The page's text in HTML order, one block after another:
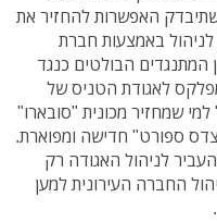
האפשרות להחזיר את
באמצעות חברת
המתנגדים הבולטים כנגד
לאגודת הטניס של
שמחזיר מכונית "סובארו"
ספורט" חדישה ומפוארת.
לניהול האגודה רק
החברה העירונית למען